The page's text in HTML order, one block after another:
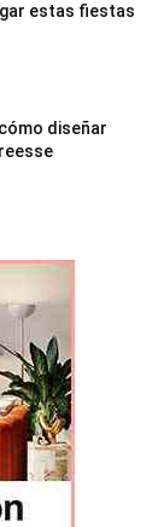
estas fiestas
diseñar